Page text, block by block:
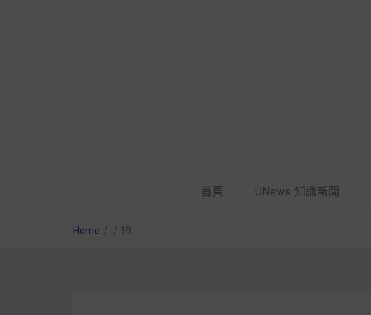
首頁 UNews 知識新聞
Home / / 19